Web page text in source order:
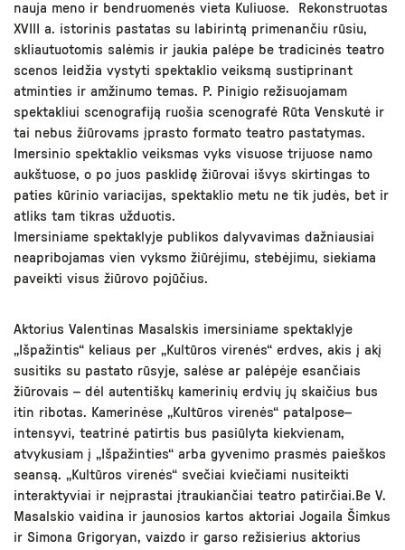
nauja meno ir bendruomenės vieta Kuliuose. Rekonstruotas
XVIII a. istorinis pastatas su labirintą primenančiu rūsiu,
skliautuotomis salėmis ir jaukia palėpe be tradicinės teatro
scenos leidžia vystyti spektaklio veiksmą sustiprinant
atminties ir amžinumo temas. P. Pinigio režisuojamam
spektakliui scenografiją ruošia scenografė Rūta Venskutė ir
tai nebus žiūrovams įprasto formato teatro pastatymas.
Imersinio spektaklio veiksmas vyks visuose trijuose namo
aukštuose, o po juos pasklidę žiūrovai išvys skirtingas to
paties kūrinio variacijas, spektaklio metu ne tik judės, bet ir
atliks tam tikras užduotis.
Imersiniame spektaklyje publikos dalyvavimas dažniausiai
neapribojamas vien vyksmo žiūrėjimu, stebėjimu, siekiama
paveikti visus žiūrovo pojūčius.
Aktorius Valentinas Masalskis imersiniame spektaklyje
„Išpažintis“ keliaus per „Kultūros virenės“ erdves, akis į akį
susitiks su pastato rūsyje, salėse ar palėpėje esančiais
žiūrovais – dėl autentiškų kamerinių erdvių jų skaičius bus
itin ribotas. Kamerinėse „Kultūros virenės“ patalpose–
intensyvi, teatrinė patirtis bus pasiūlyta kiekvienam,
atvykusiam į „Išpažinties“ arba gyvenimo prasmės paieškos
seansą. „Kultūros virenės“ svečiai kviečiami nusiteikti
interaktyviai ir neįprastai įtraukiančiai teatro patirčiai.Be V.
Masalskio vaidina ir jaunosios kartos aktoriai Jogaila Šimkus
ir Simona Grigoryan, vaizdo ir garso režisierius aktorius